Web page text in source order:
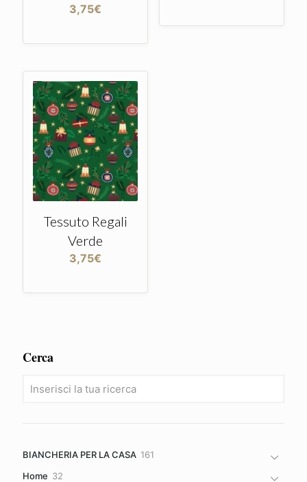
3,75€
Tessuto Regali
Verde
3,75€
Cerca
BIANCHERIA PER LA CASA 161
Home 32